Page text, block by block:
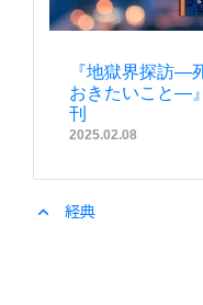
『地獄界探訪―
おきたいこと―
刊
2025.02.08
expand_less 経典